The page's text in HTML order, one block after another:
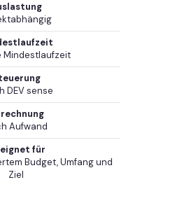
Mindestlaufzeit
DEV sense
Aufwand
für
Budget, Umfang und
Ziel